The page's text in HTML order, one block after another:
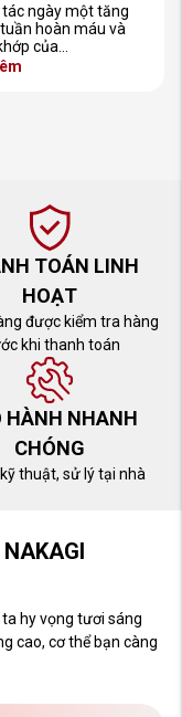
tác ngày một tăng
hoàn máu và
của…
TOÁN LINH
HOẠT
được kiểm tra hàng
khi thanh toán
HÀNH NHANH
CHÓNG
thuật, sử lý tại nhà
hy vọng tươi sáng
cao, cơ thể bạn càng